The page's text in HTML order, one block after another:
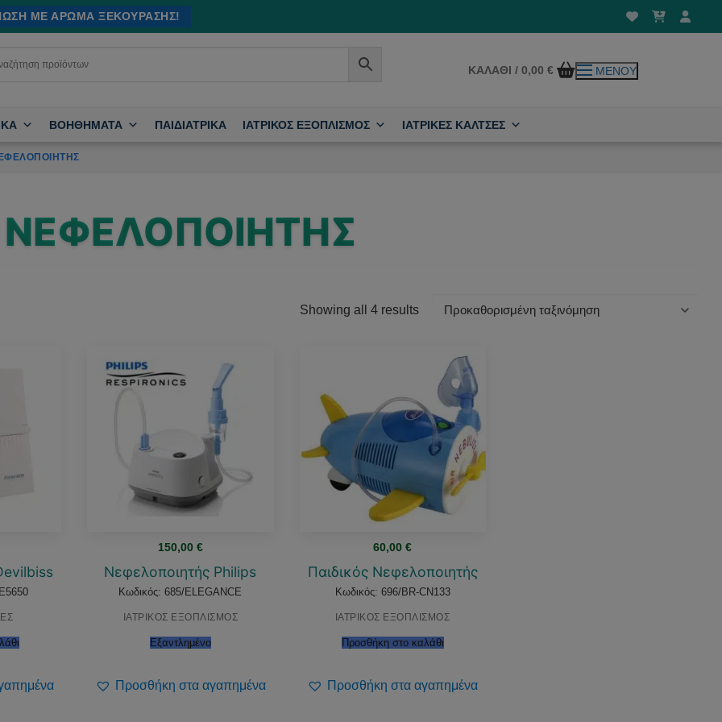
ΜΕ ΆΡΩΜΑ ΞΕΚΟΎΡΑΣΗΣ!
ΚΑΛΆΘΙ / 0,00€ ΜΕΝΟΎ
ΒΟΗΘΗΜΑΤΑ ΠΑΙΔΙΑΤΡΙΚΑ ΙΑΤΡΙΚΟΣ ΕΞΟΠΛΙΣΜΟΣ ΙΑΤΡΙΚΕΣ ΚΑΛΤΣΕΣ
ΝΕΦΕΛΟΠΟΙΗΤΉΣ
Showing all 4 results
150,00 €
Νεφελοποιητής Philips
Κωδικός: 685/ELEGANCE
ΙΑΤΡΙΚΟΣ ΕΞΟΠΛΙΣΜΟΣ
Εξαντλημένο
Προσθήκη στα αγαπημένα
60,00€
Παιδικός Νεφελοποιητής
Κωδικός: 696/BR-CN133
ΙΑΤΡΙΚΟΣ ΕΞΟΠΛΙΣΜΟΣ
Προσθήκη στο καλάθι
Προσθήκη στα αγαπημένα